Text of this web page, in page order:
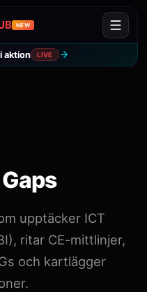
NEW
aktion LIVE
upptäcker ICT
ritar CE-mittlinjer,
och kartlägger